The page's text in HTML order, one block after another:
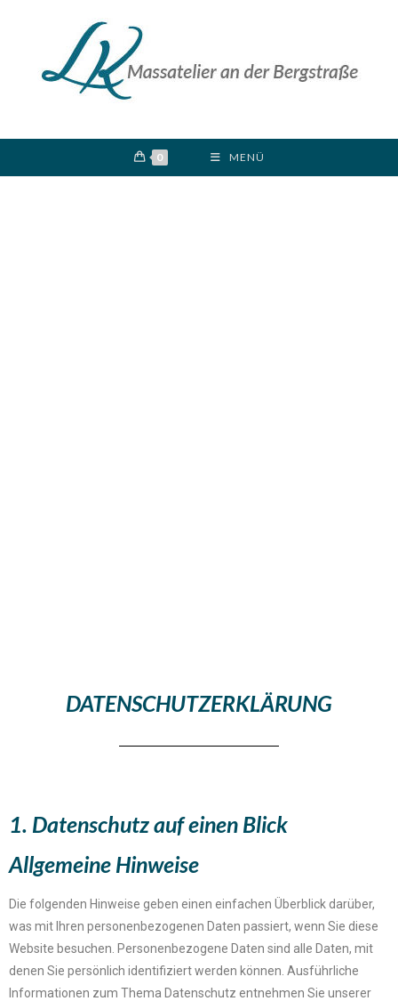
0 MENÜ
DATENSCHUTZERKLÄRUNG
1. Datenschutz auf einen Blick​
Allgemeine Hinweise​
Die folgenden Hinweise geben einen einfachen Überblick darüber,
was mit Ihren personenbezogenen Daten passiert, wenn Sie diese
Website besuchen. Personenbezogene Daten sind alle Daten, mit
denen Sie persönlich identifiziert werden können. Ausführliche
Informationen zum Thema Datenschutz entnehmen Sie unserer